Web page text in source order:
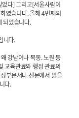
다] 그리고[서울사람이
였습니다. 올해 4번째의
되었습니다.
니다.
강남이나 목동. 노원 등
교육관료와 행정 관료의
부문서나 신문에서 읽을
다.